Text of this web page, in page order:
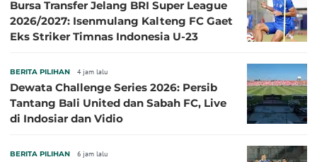
Bursa Transfer Jelang BRI Super League
2026/2027: Isenmulang Kalteng FC Gaet
Eks Striker Timnas Indonesia U-23
BERITA PILIHAN 4 jam lalu
Dewata Challenge Series 2026: Persib
Tantang Bali United dan Sabah FC, Live
di Indosiar dan Vidio
BERITA PILIHAN 6 jam lalu